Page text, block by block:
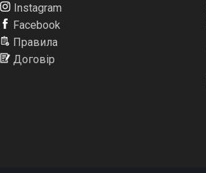
Instagram
Facebook
Правила
Договір